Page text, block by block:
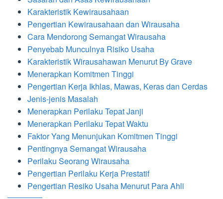
Karakteristik Kewirausahaan
Pengertian Kewirausahaan dan Wirausaha
Cara Mendorong Semangat Wirausaha
Penyebab Munculnya Risiko Usaha
Karakteristik Wirausahawan Menurut By Grave
Menerapkan Komitmen Tinggi
Pengertian Kerja Ikhlas, Mawas, Keras dan Cerdas
Jenis-jenis Masalah
Menerapkan Perilaku Tepat Janji
Menerapkan Perilaku Tepat Waktu
Faktor Yang Menunjukan Komitmen Tinggi
Pentingnya Semangat Wirausaha
Perilaku Seorang Wirausaha
Pengertian Perilaku Kerja Prestatif
Pengertian Resiko Usaha Menurut Para Ahli